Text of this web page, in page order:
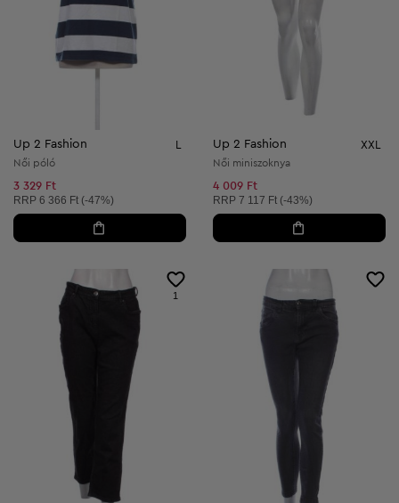
Up 2 Fashion L
Női póló
3 329 Ft
Ajánlott ár:
RRP 6 366 Ft (-47%)
Up 2 Fashion XXL
Női miniszoknya
4 009 Ft
Ajánlott ár:
RRP 7 117 Ft (-43%)
1